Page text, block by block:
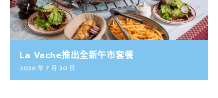
La Vache推出全新午市套餐
2026 年 7 月 30 日